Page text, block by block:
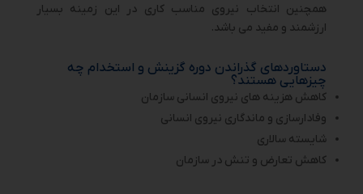
همچنین انتخاب نیروی مناسب کاری در این زمینه بسیار
ارزشمند و مفید می باشد.
دستاوردهای گذراندن دوره گزینش و استخدام چه
چیزهایی هستند؟
کاهش هزینه های نیروی انسانی سازمان
وفادارسازی و ماندگاری نیروی انسانی
شایسته سالاری
کاهش تعارض و تنش در سازمان